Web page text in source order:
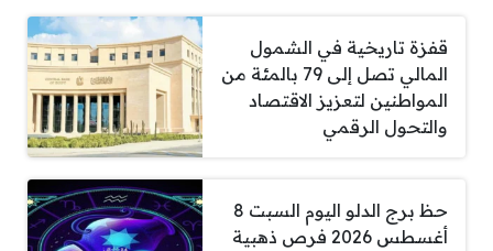
قفزة تاريخية في الشمول
المالي تصل إلى 79 بالمئة من
المواطنين لتعزيز الاقتصاد
والتحول الرقمي
حظ برج الدلو اليوم السبت 8
أغسطس 2026 فرص ذهبية